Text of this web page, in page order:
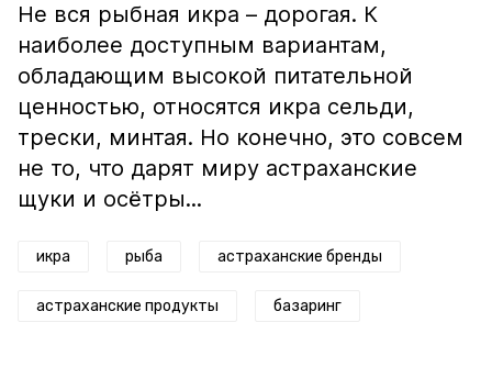
Не вся рыбная икра – дорогая. К
наиболее доступным вариантам,
обладающим высокой питательной
ценностью, относятся икра сельди,
трески, минтая. Но конечно, это совсем
не то, что дарят миру астраханские
щуки и осётры...
икра рыба астраханские бренды
астраханские продукты базаринг